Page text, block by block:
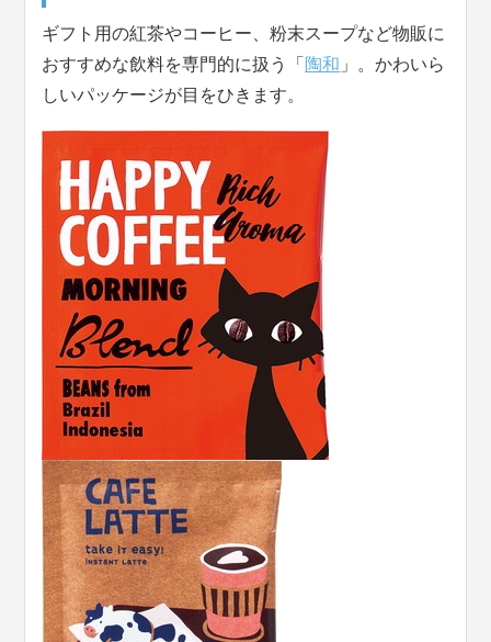
ギフト用の紅茶やコーヒー、粉末スープなど物販に
おすすめな飲料を専門的に扱う「 陶和 」。かわいら
しいパッケージが目をひきます。